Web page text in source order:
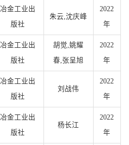
冶金工业出
版社
朱云,沈庆峰
2022
年
冶金工业出
版社
胡觉,姚耀
春,张呈旭
2022
年
冶金工业出
版社
刘战伟
2022
年
冶金工业出
版社
杨长江
2022
年